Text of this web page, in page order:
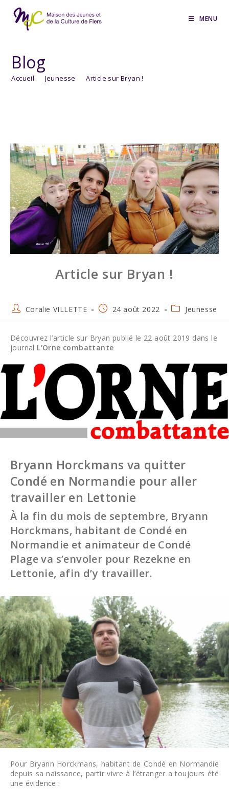
content
MENU
Blog
Accueil Jeunesse Article sur Bryan !
Article sur Bryan !
Auteur/autrice
publication :
Coralie VILLETTE
Publication
24 août 2022
PostJeunesse
Découvrez l’article sur Bryan publié le 22 août 2019 dans le
journal L’Orne combattante
Bryann Horckmans va quitter
Condé en Normandie pour aller
travailler en Lettonie
À la fin du mois de septembre, Bryann
Horckmans, habitant de Condé en
Normandie et animateur de Condé
Plage va s’envoler pour Rezekne en
Lettonie, afin d’y travailler.
Pour Bryann Horckmans, habitant de Condé en Normandie
depuis sa naissance, partir vivre à l’étranger a toujours été
une évidence :